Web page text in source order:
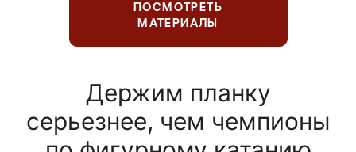
ПОСМОТРЕТЬ
МАТЕРИАЛЫ
Держим планку
серьезнее, чем чемпионы